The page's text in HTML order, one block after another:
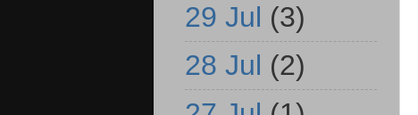
29 Jul (3)
28 Jul (2)